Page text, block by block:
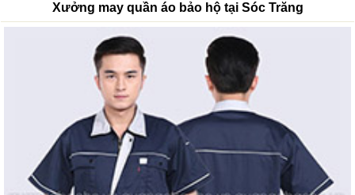
Xưởng may quần áo bảo hộ tại Sóc Trăng